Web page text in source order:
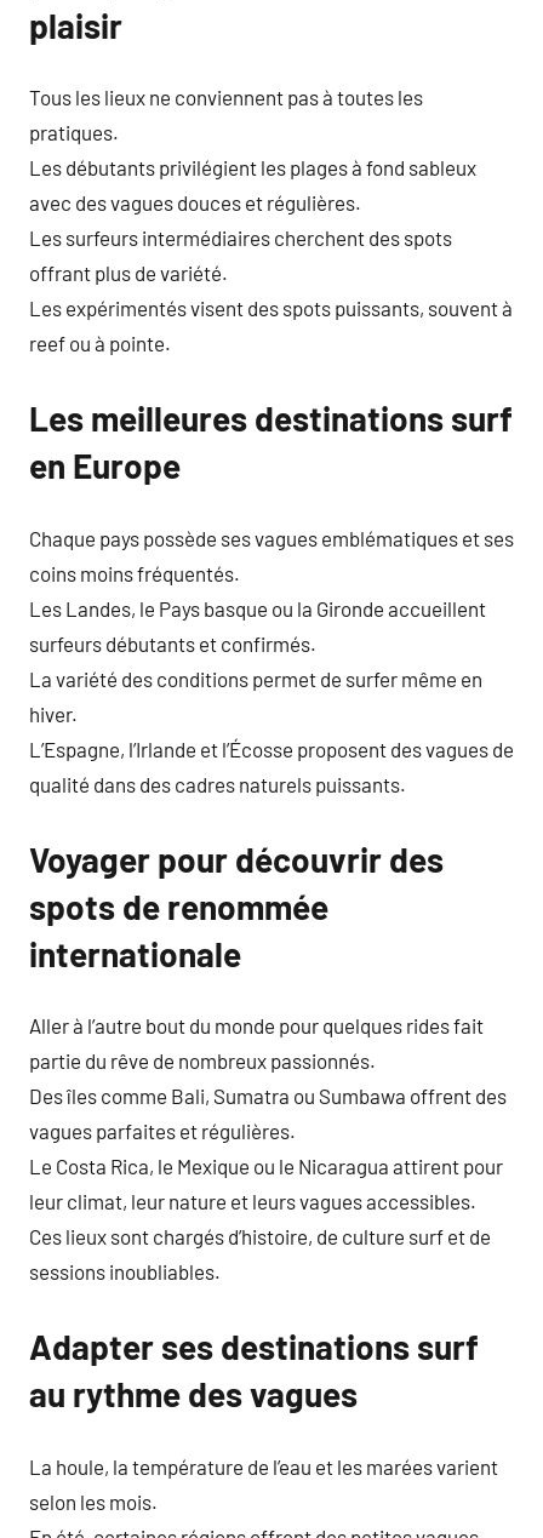
plaisir
Tous les lieux ne conviennent pas à toutes les
pratiques.
Les débutants privilégient les plages à fond sableux
avec des vagues douces et régulières.
Les surfeurs intermédiaires cherchent des spots
offrant plus de variété.
Les expérimentés visent des spots puissants, souvent à
reef ou à pointe.
Les meilleures destinations surf
en Europe
Chaque pays possède ses vagues emblématiques et ses
coins moins fréquentés.
Les Landes, le Pays basque ou la Gironde accueillent
surfeurs débutants et confirmés.
La variété des conditions permet de surfer même en
hiver.
L’Espagne, l’Irlande et l’Écosse proposent des vagues de
qualité dans des cadres naturels puissants.
Voyager pour découvrir des
spots de renommée
internationale
Aller à l’autre bout du monde pour quelques rides fait
partie du rêve de nombreux passionnés.
Des îles comme Bali, Sumatra ou Sumbawa offrent des
vagues parfaites et régulières.
Le Costa Rica, le Mexique ou le Nicaragua attirent pour
leur climat, leur nature et leurs vagues accessibles.
Ces lieux sont chargés d’histoire, de culture surf et de
sessions inoubliables.
Adapter ses destinations surf
au rythme des vagues
La houle, la température de l’eau et les marées varient
selon les mois.